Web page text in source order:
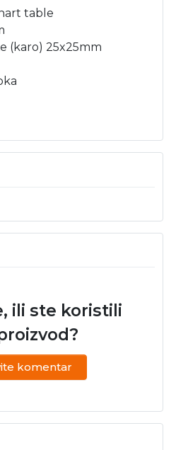
table
(karo) 25x25mm
ili ste koristili
komentar